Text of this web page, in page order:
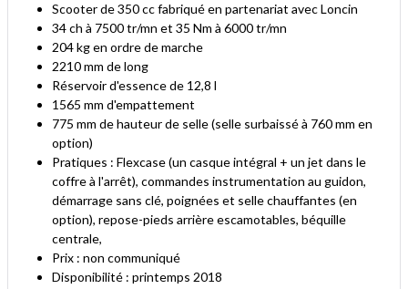
Scooter de 350 cc fabriqué en partenariat avec Loncin
34 ch à 7500 tr/mn et 35 Nm à 6000 tr/mn
204 kg en ordre de marche
2210 mm de long
Réservoir d'essence de 12,8 l
1565 mm d'empattement
775 mm de hauteur de selle (selle surbaissé à 760 mm en
option)
Pratiques : Flexcase (un casque intégral + un jet dans le
coffre à l'arrêt), commandes instrumentation au guidon,
démarrage sans clé, poignées et selle chauffantes (en
option), repose-pieds arrière escamotables, béquille
centrale,
Prix : non communiqué
Disponibilité : printemps 2018